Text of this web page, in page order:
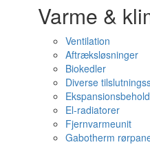
Varme &
Ventilation
Aftræksløsninger
Biokedler
Diverse
El-radiatorer
Fjernvarmeunit
Gabotherm